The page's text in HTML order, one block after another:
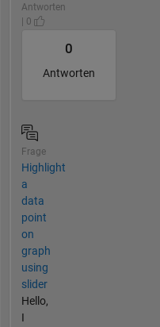
Antworten
| 0
0
Antworten
Frage
Highlight
a
data
point
on
graph
using
slider
Hello,
I